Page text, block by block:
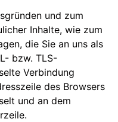
und zum
Inhalte, wie zum
die Sie an uns als
bzw. TLS-
Verbindung
des Browsers
und an dem